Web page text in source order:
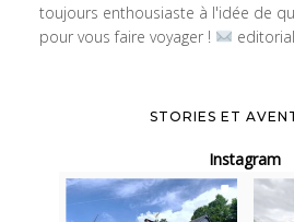
toujours enthousiaste à l'idée de
pour vous faire voyager !
STORIES ET
Instagram